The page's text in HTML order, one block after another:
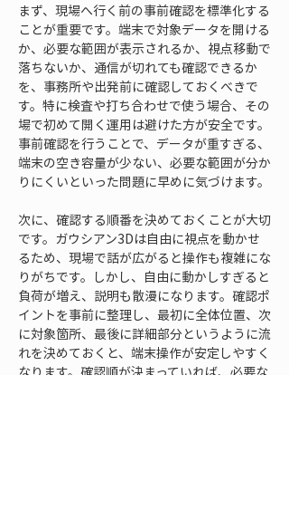
まず、現場へ行く前の事前確認を標準化する
ことが重要です。端末で対象データを開ける
か、必要な範囲が表示されるか、視点移動で
落ちないか、通信が切れても確認できるか
を、事務所や出発前に確認しておくべきで
す。特に検査や打ち合わせで使う場合、その
場で初めて開く運用は避けた方が安全です。
事前確認を行うことで、データが重すぎる、
端末の空き容量が少ない、必要な範囲が分か
りにくいといった問題に早めに気づけます。
次に、確認する順番を決めておくことが大切
です。ガウシアン3Dは自由に視点を動かせ
るため、現場で話が広がると操作も複雑にな
りがちです。しかし、自由に動かしすぎると
負荷が増え、説明も散漫になります。確認ポ
イントを事前に整理し、最初に全体位置、次
に対象箇所、最後に詳細部分というように流
れを決めておくと、端末操作が安定しやすく
なります。確認順が決まっていれば、必要な